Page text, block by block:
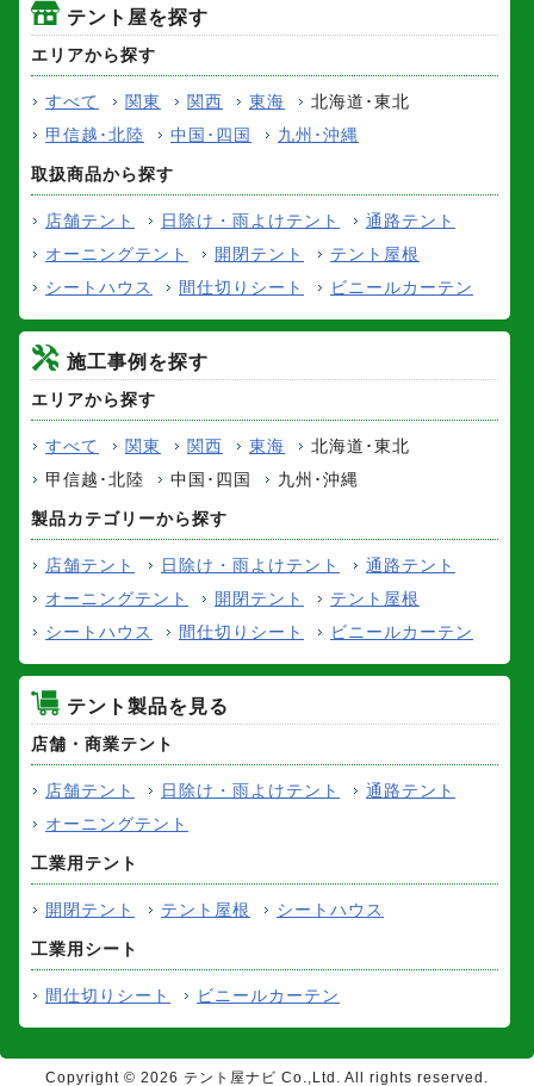
テント屋を探す
エリアから探す
すべて 関東 関西 東海
北海道･東北
甲信越･北陸
中国･四国 九州･沖縄
取扱商品から探す
店舗テント 日除け・雨よけテント
通路テント
オーニングテント
開閉テント
テント屋根
シートハウス
間仕切りシート ビニールカーテン
施工事例を探す
エリアから探す
すべて 関東 関西 東海
北海道･東北
甲信越･北陸
中国･四国 九州･沖縄
製品カテゴリーから探す
店舗テント 日除け・雨よけテント
通路テント
オーニングテント
開閉テント
テント屋根
シートハウス
間仕切りシート ビニールカーテン
テント製品を見る
店舗・商業テント
店舗テント 日除け・雨よけテント
通路テント
オーニングテント
工業用テント
開閉テント テント屋根 シートハウス
工業用シート
間仕切りシート ビニールカーテン
Copyright © 2026 テント屋ナビ Co.,Ltd. All rights reserved.